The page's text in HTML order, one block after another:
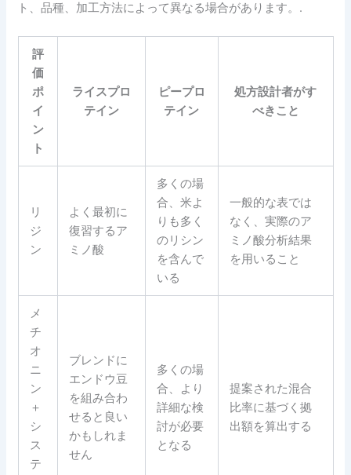
ト、品種、加工方法によって異なる場合があります。.
評
価
ポ
イ
ン
ト
ライスプロ
テイン
ピープロ
テイン
処方設計者がす
べきこと
リ
ジ
ン
よく最初に
復習するア
ミノ酸
多くの場
合、米よ
りも多く
のリシン
を含んで
いる
一般的な表では
なく、実際のア
ミノ酸分析結果
を用いること
メ
チ
オ
ニ
ン
＋
シ
ス
テ
ブレンドに
エンドウ豆
を組み合わ
せると良い
かもしれま
せん
多くの場
合、より
詳細な検
討が必要
となる
提案された混合
比率に基づく拠
出額を算出する